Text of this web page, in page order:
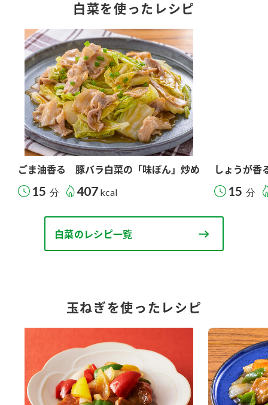
白菜を使ったレシピ
ごま油香る 豚バラ白菜の「味ぽん」炒め
15 分 407 kcal
しょうが
15 分
白菜のレシピ一覧
玉ねぎを使ったレシピ